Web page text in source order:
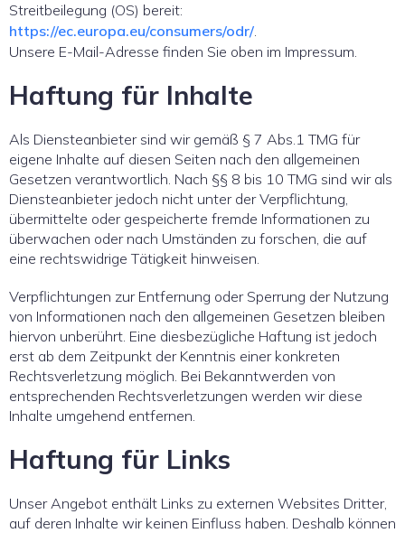
Streitbeilegung (OS) bereit:
https://ec.europa.eu/consumers/odr/.
Unsere E-Mail-Adresse finden Sie oben im Impressum.
Haftung für Inhalte
Als Diensteanbieter sind wir gemäß § 7 Abs.1 TMG für
eigene Inhalte auf diesen Seiten nach den allgemeinen
Gesetzen verantwortlich. Nach §§ 8 bis 10 TMG sind wir als
Diensteanbieter jedoch nicht unter der Verpflichtung,
übermittelte oder gespeicherte fremde Informationen zu
überwachen oder nach Umständen zu forschen, die auf
eine rechtswidrige Tätigkeit hinweisen.
Verpflichtungen zur Entfernung oder Sperrung der Nutzung
von Informationen nach den allgemeinen Gesetzen bleiben
hiervon unberührt. Eine diesbezügliche Haftung ist jedoch
erst ab dem Zeitpunkt der Kenntnis einer konkreten
Rechtsverletzung möglich. Bei Bekanntwerden von
entsprechenden Rechtsverletzungen werden wir diese
Inhalte umgehend entfernen.
Haftung für Links
Unser Angebot enthält Links zu externen Websites Dritter,
auf deren Inhalte wir keinen Einfluss haben. Deshalb können